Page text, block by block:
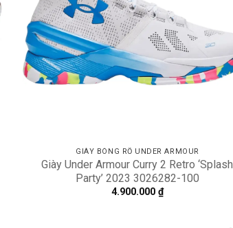
GIÀY BÓNG RỔ UNDER ARMOUR
Giày Under Armour Curry 2 Retro ‘Splash
Party’ 2023 3026282-100
4.900.000 ₫